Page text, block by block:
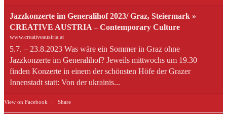
Jazzkonzerte im Generalihof 2023/ Graz, Steiermark »
CREATIVE AUSTRIA – Contemporary Culture
www.creativeaustria.at
5.7. – 23.8.2023 Was wäre ein Sommer in Graz ohne
Jazzkonzerte im Generalihof? Jeweils mittwochs um 19.30
finden Konzerte in einem der schönsten Höfe der Grazer
Innenstadt statt: Von der ukrainis...
View on Facebook · Share